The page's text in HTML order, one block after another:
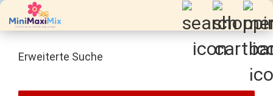
Erweiterte Suche